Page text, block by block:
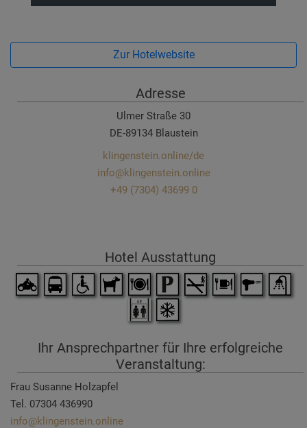
Zur Hotelwebsite
Adresse
Ulmer Straße 30
DE-89134 Blaustein
klingenstein.online/de
info@klingenstein.online
+49 (7304) 43699 0
Hotel Ausstattung
Ihr Ansprechpartner für Ihre erfolgreiche
Veranstaltung:
Frau Susanne Holzapfel
Tel. 07304 436990
info@klingenstein.online